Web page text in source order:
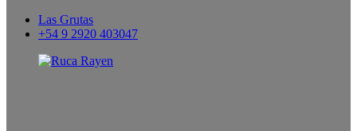
Las Grutas
+54 9 2920 403047